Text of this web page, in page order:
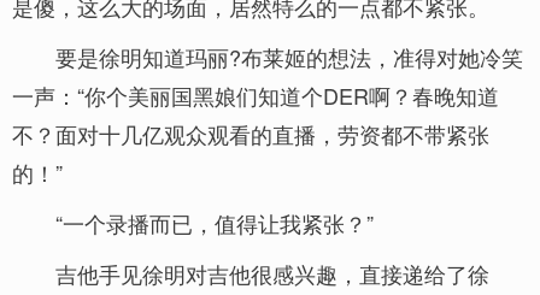
要是徐明知道玛丽?布莱姬的想法，准得对她冷笑
一声：“你个美丽国黑娘们知道个DER啊？春晚知道
不？面对十几亿观众观看的直播，劳资都不带紧张
的！”
“一个录播而已，值得让我紧张？”
吉他手见徐明对吉他很感兴趣，直接递给了徐